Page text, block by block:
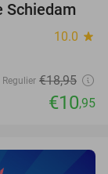
42%
Schiedam
10.0 star
Regulier €18,95
€10,95